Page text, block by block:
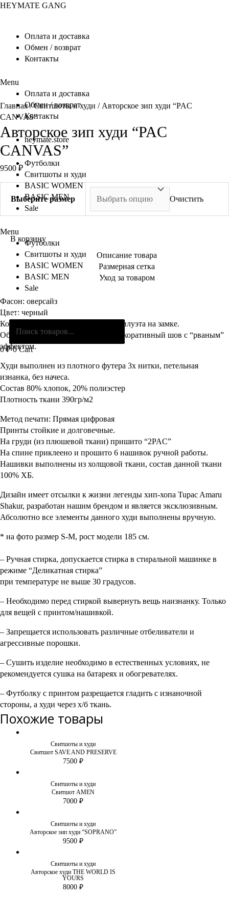
Перейти
HEYMATE GANG
Оплата и доставка
Обмен / возврат
Контакты
Menu
Оплата и доставка
Обмен / возврат
Контакты
heymate.store
Футболки
Свитшоты и худи
BASIC WOMEN
BASIC MEN
Sale
Menu
Футболки
Свитшоты и худи
BASIC WOMEN
BASIC MEN
Sale
Поиск
товаров
0₽ 0 Cart
Главная/Свитшоты и худи / Авторское зип худи “PAC
CANVAS”
Авторское зип худи “PAC
CANVAS”
9500 ₽
Выберите размер Очистить
В корзину
Описание товара
Размерная сетка
Уход за товаром
Фасон: оверсайз
Цвет: черный
Комплектация: худи О-образного силуэта на замке.
Обработка плечевого шва имеет декоративный шов с “рваным”
эффектом.
Худи выполнен из плотного футера 3х нитки, петельная
изнанка, без начеса.
Состав 80% хлопок, 20% полиэстер
Плотность ткани 390гр/м2
Метод печати: Прямая цифровая
Принты стойкие и долговечные.
На груди (из плюшевой ткани) пришито “2PAC”
На спине приклеено и прошито 6 нашивок ручной работы.
Нашивки выполнены из холщовой ткани, состав данной ткани
100% ХБ.
Дизайн имеет отсылки к жизни легенды хип-хопа Tupac Amaru
Shakur, разработан нашим брендом и является эксклюзивным.
Абсолютно все элементы данного худи выполнены вручную.
* на фото размер S-M, рост модели 185 см.
– Ручная стирка, допускается стирка в стиральной машинке в
режиме “Деликатная стирка”
при температуре не выше 30 градусов.
– Необходимо перед стиркой вывернуть вещь наизнанку. Только
для вещей с принтом/нашивкой.
– Запрещается использовать различные отбеливатели и
агрессивные порошки.
– Сушить изделие необходимо в естественных условиях, не
рекомендуется сушка на батареях и обогревателях.
– Футболку с принтом разрещается гладить с изнаночной
стороны, а худи через х/б ткань.
Похожие товары
Свитшоты и худи
Свитшот SAVE AND PRESERVE
7500 ₽
Свитшоты и худи
Свитшот AMEN
7000 ₽
Свитшоты и худи
Авторское зип худи “SOPRANO”
9500 ₽
Свитшоты и худи
Авторское худи THE WORLD IS
YOURS
8000 ₽